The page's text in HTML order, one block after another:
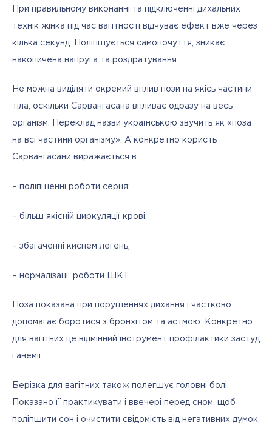
При правильному виконанні та підключенні дихальних
технік жінка під час вагітності відчуває ефект вже через
кілька секунд. Поліпшується самопочуття, зникає
накопичена напруга та роздратування.
Не можна виділяти окремий вплив пози на якісь частини
тіла, оскільки Сарвангасана впливає одразу на весь
організм. Переклад назви українською звучить як «поза
на всі частини організму». А конкретно користь
Сарвангасани виражається в:
– поліпшенні роботи серця;
– більш якісній циркуляції крові;
– збагаченні киснем легень;
– нормалізації роботи ШКТ.
Поза показана при порушеннях дихання і частково
допомагає боротися з бронхітом та астмою. Конкретно
для вагітних це відмінний інструмент профілактики застуд
і анемії.
Берізка для вагітних також полегшує головні болі.
Показано її практикувати і ввечері перед сном, щоб
поліпшити сон і очистити свідомість від негативних думок.